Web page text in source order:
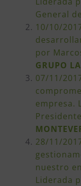
General de
10/10/
por
GRUPO
07/11/
empresa.
28/11/
nuestro
Liderada